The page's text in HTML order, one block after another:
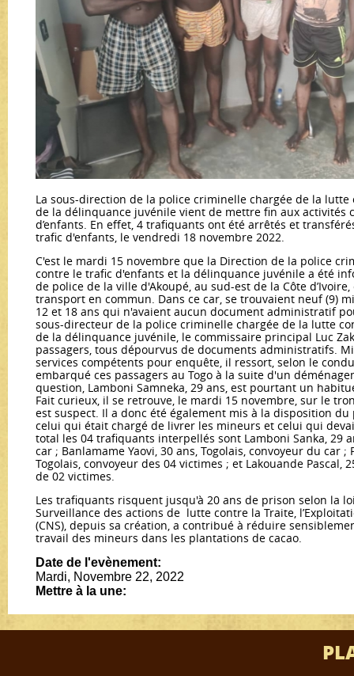
La sous-direction de la police criminelle chargée de la
de la délinquance juvénile vient de mettre fin aux activités
d’enfants. En effet, 4 trafiquants ont été arrêtés et
trafic d'enfants, le vendredi 18 novembre 2022.
C'est le mardi 15 novembre que la Direction de la police
contre le trafic d'enfants et la délinquance juvénile a été
de police de la ville d'Akoupé, au sud-est de la Côte
transport en commun. Dans ce car, se trouvaient neuf (9)
12 et 18 ans qui n'avaient aucun document administratif
sous-directeur de la police criminelle chargée de la lutte
de la délinquance juvénile, le commissaire principal Luc
passagers, tous dépourvus de documents administratifs.
services compétents pour enquête, il ressort, selon le
embarqué ces passagers au Togo à la suite d'un
question, Lamboni Samneka, 29 ans, est pourtant un
Fait curieux, il se retrouve, le mardi 15 novembre, sur le
est suspect. Il a donc été également mis à la disposition
celui qui était chargé de livrer les mineurs et celui qui
total les 04 trafiquants interpellés sont Lamboni Sanka, 29
car ; Banlamame Yaovi, 30 ans, Togolais, convoyeur du car ;
Togolais, convoyeur des 04 victimes ; et Lakouande Pascal,
de 02 victimes.
Les trafiquants risquent jusqu'à 20 ans de prison selon la
Surveillance des actions de lutte contre la Traite,
(CNS), depuis sa création, a contribué à réduire
travail des mineurs dans les plantations de cacao.
Date de l'evènement:
Mardi, Novembre 22, 2022
Mettre à la une: